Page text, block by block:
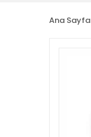
Ana Sayfa